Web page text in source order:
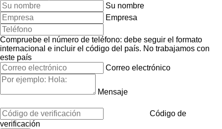
Su nombre
Empresa
Compruebe el número de teléfono: debe seguir el formato
internacional e incluir el código del país. No trabajamos con
este país
Correo electrónico
Mensaje
Código de
verificación